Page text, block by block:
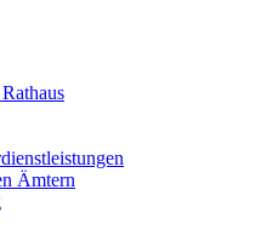
Ämtern